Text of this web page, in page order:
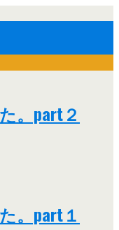
。part２
。part１